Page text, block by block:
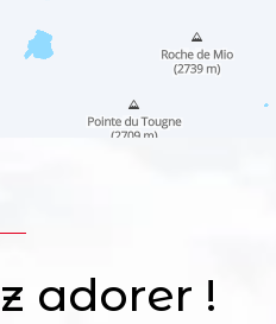
adorer !